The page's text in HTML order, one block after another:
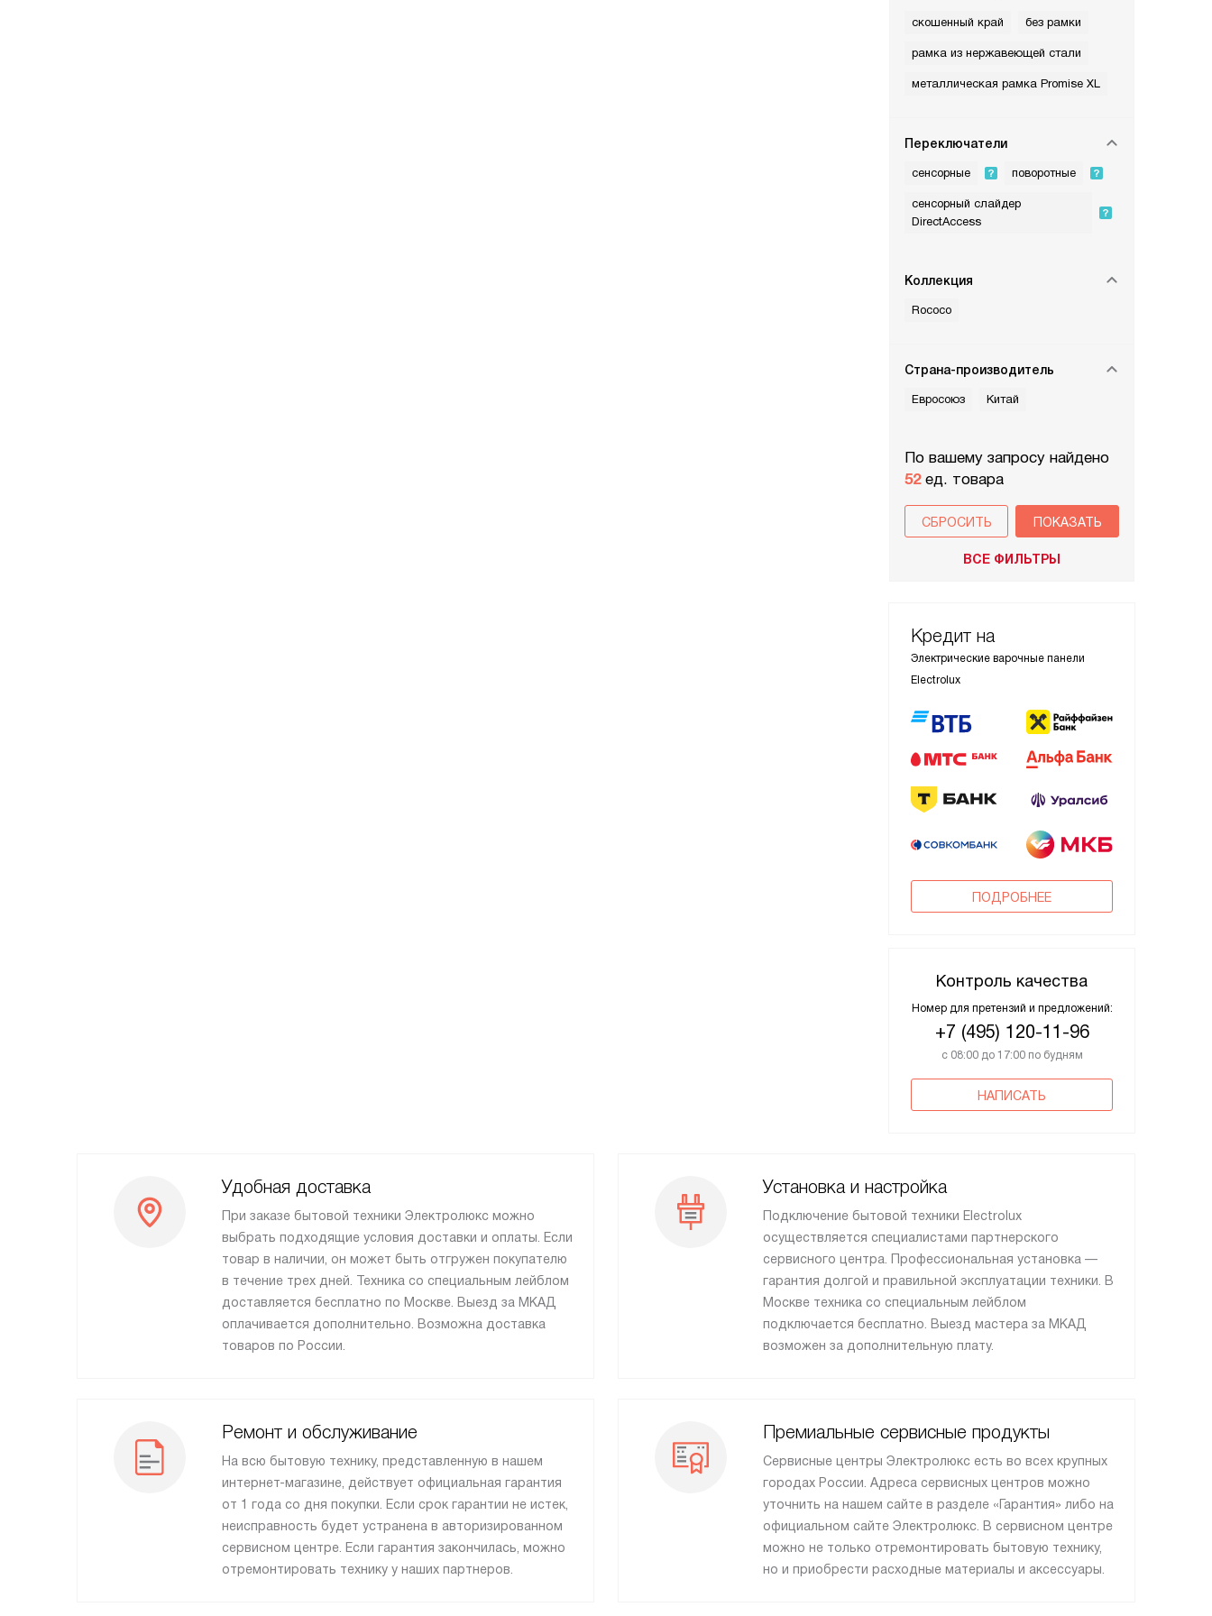
скошенный край без рамки
рамка из нержавеющей стали
металлическая рамка Promise XL
Переключатели
сенсорные поворотные
сенсорный слайдер
DirectAccess
Коллекция
Rococo
Страна-производитель
Евросоюз Китай
По вашему запросу найдено
52ед. товара
СБРОСИТЬ
ВСЕ ФИЛЬТРЫ
Кредит на
Электрические варочные панели
Electrolux
ПОДРОБНЕЕ
Контроль качества
Номер для претензий и предложений:
+7 (495) 120-11-96
с 08:00 до 17:00 по будням
НАПИСАТЬ
Удобная доставка
При заказе бытовой техники Электролюкс можно
выбрать подходящие условия доставки и оплаты. Если
товар в наличии, он может быть отгружен покупателю
в течение трех дней. Техника со специальным лейблом
доставляется бесплатно по Москве. Выезд за МКАД
оплачивается дополнительно. Возможна доставка
товаров по России.
Установка и настройка
Подключение бытовой техники Electrolux
осуществляется специалистами партнерского
сервисного центра. Профессиональная установка —
гарантия долгой и правильной эксплуатации техники. В
Москве техника со специальным лейблом
подключается бесплатно. Выезд мастера за МКАД
возможен за дополнительную плату.
Ремонт и обслуживание
На всю бытовую технику, представленную в нашем
интернет-магазине, действует официальная гарантия
от 1 года со дня покупки. Если срок гарантии не истек,
неисправность будет устранена в авторизированном
сервисном центре. Если гарантия закончилась, можно
отремонтировать технику у наших партнеров.
Премиальные сервисные продукты
Сервисные центры Электролюкс есть во всех крупных
городах России. Адреса сервисных центров можно
уточнить на нашем сайте в разделе «Гарантия» либо на
официальном сайте Электролюкс. В сервисном центре
можно не только отремонтировать бытовую технику,
но и приобрести расходные материалы и аксессуары.